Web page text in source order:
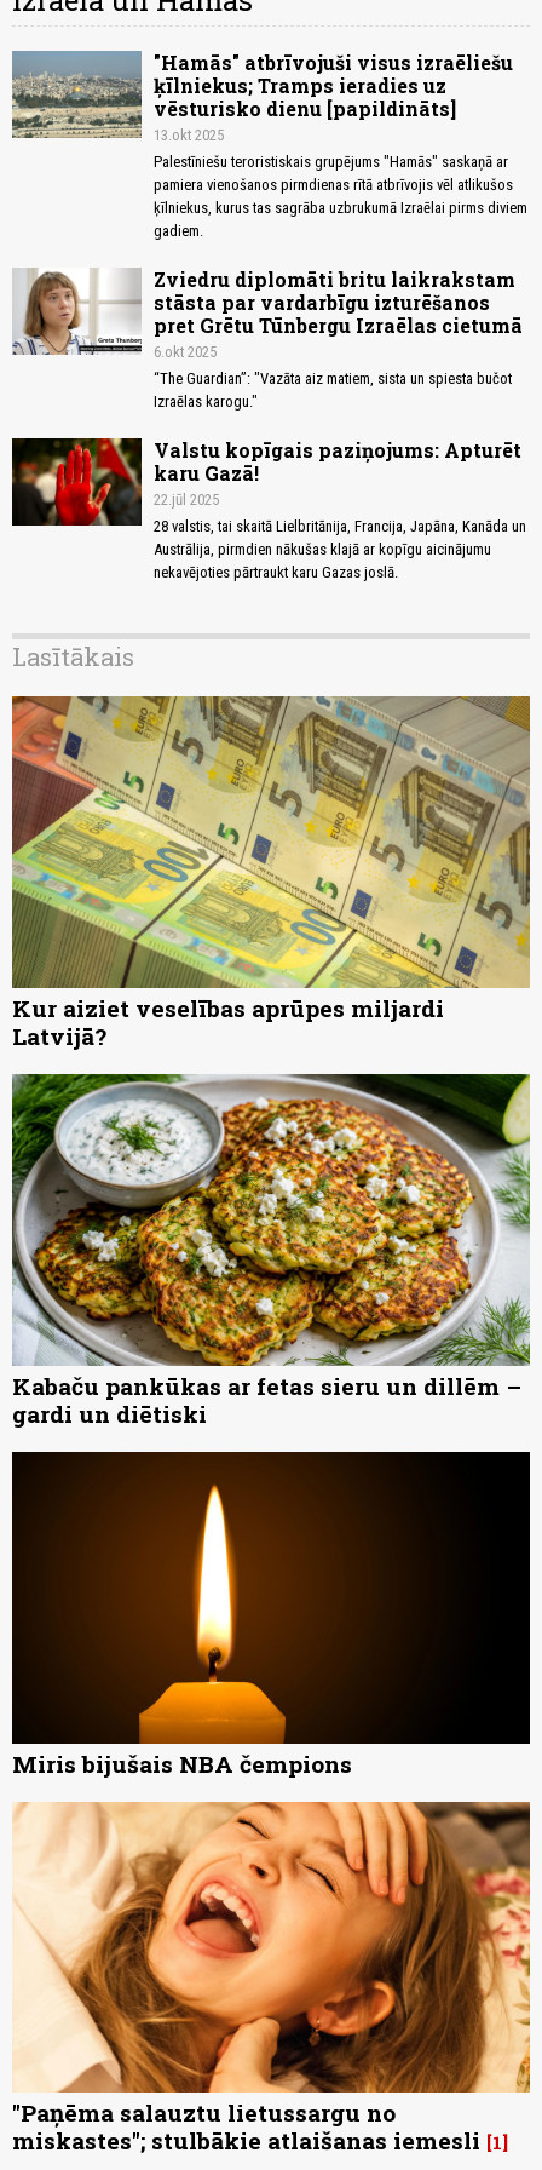
"Hamās" atbrīvojuši visus izraēliešu
ķīlniekus; Tramps ieradies uz
vēsturisko dienu [papildināts]
13.okt 2025
Palestīniešu teroristiskais grupējums "Hamās" saskaņā ar
pamiera vienošanos pirmdienas rītā atbrīvojis vēl atlikušos
ķīlniekus, kurus tas sagrāba uzbrukumā Izraēlai pirms diviem
gadiem.
Zviedru diplomāti britu laikrakstam
stāsta par vardarbīgu izturēšanos
pret Grētu Tūnbergu Izraēlas cietumā
6.okt 2025
“The Guardian”: "Vazāta aiz matiem, sista un spiesta bučot
Izraēlas karogu."
Valstu kopīgais paziņojums: Apturēt
karu Gazā!
22.jūl 2025
28 valstis, tai skaitā Lielbritānija, Francija, Japāna, Kanāda un
Austrālija, pirmdien nākušas klajā ar kopīgu aicinājumu
nekavējoties pārtraukt karu Gazas joslā.
Lasītākais
Kur aiziet veselības aprūpes miljardi
Latvijā?
Kabaču pankūkas ar fetas sieru un dillēm –
gardi un diētiski
Miris bijušais NBA čempions
"Paņēma salauztu lietussargu no
miskastes"; stulbākie atlaišanas iemesli 1